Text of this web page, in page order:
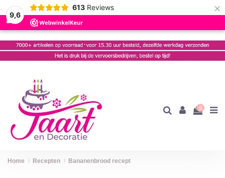
9,6
613 Reviews ×
0
Home Recepten Bananenbrood recept